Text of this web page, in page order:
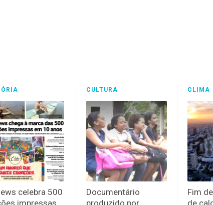
celebra 500
CULTURA
Documentário
CLIMA
Fim